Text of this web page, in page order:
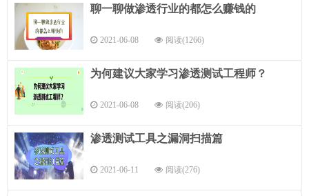
聊一聊做渗透行业的都怎么赚钱的
2021-06-08 阅读(1266)
为何建议大家学习渗透测试工程师？
2021-06-08 阅读(206)
渗透测试工具之漏洞扫描篇
2021-06-11 阅读(276)